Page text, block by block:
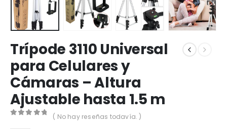
Trípode 3110 Universal
para Celulares y
Cámaras – Altura
Ajustable hasta 1.5 m
out of 5
( No hay reseñas todavía. )